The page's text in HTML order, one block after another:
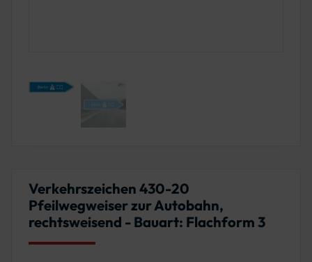
Verkehrszeichen 430-20
Pfeilwegweiser zur Autobahn,
rechtsweisend - Bauart: Flachform 3